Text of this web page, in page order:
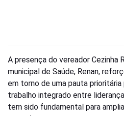
A presença do vereador Cezinha
municipal de Saúde, Renan,
em torno de uma pauta prioritária
trabalho integrado entre
tem sido fundamental para